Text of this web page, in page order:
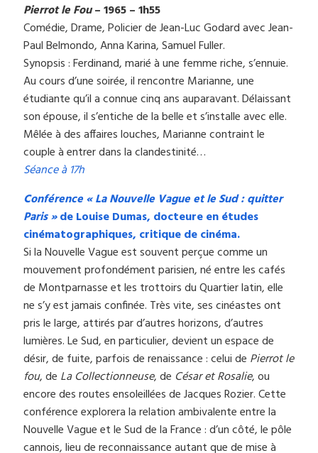
Pierrot le Fou– 1965 – 1h55
Comédie, Drame, Policier de Jean-Luc Godard avec Jean-
Paul Belmondo, Anna Karina, Samuel Fuller.
Synopsis : Ferdinand, marié à une femme riche, s’ennuie.
Au cours d’une soirée, il rencontre Marianne, une
étudiante qu’il a connue cinq ans auparavant. Délaissant
son épouse, il s’entiche de la belle et s’installe avec elle.
Mêlée à des affaires louches, Marianne contraint le
couple à entrer dans la clandestinité…
Séance à 17h
Conférence « La Nouvelle Vague et le Sud : quitter
Paris »de Louise Dumas, docteure en études
cinématographiques, critique de cinéma.
Si la Nouvelle Vague est souvent perçue comme un
mouvement profondément parisien, né entre les cafés
de Montparnasse et les trottoirs du Quartier latin, elle
ne s’y est jamais confinée. Très vite, ses cinéastes ont
pris le large, attirés par d’autres horizons, d’autres
lumières. Le Sud, en particulier, devient un espace de
désir, de fuite, parfois de renaissance : celui de Pierrot le
fou, de La Collectionneuse, de César et Rosalie, ou
encore des routes ensoleillées de Jacques Rozier. Cette
conférence explorera la relation ambivalente entre la
Nouvelle Vague et le Sud de la France : d’un côté, le pôle
cannois, lieu de reconnaissance autant que de mise à